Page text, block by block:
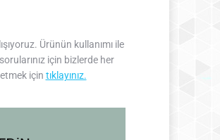
Ürünün kullanımı ile
için bizlerde her
için tıklayınız.